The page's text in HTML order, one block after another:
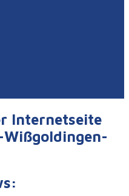
Internetseite
Wißgoldingen-